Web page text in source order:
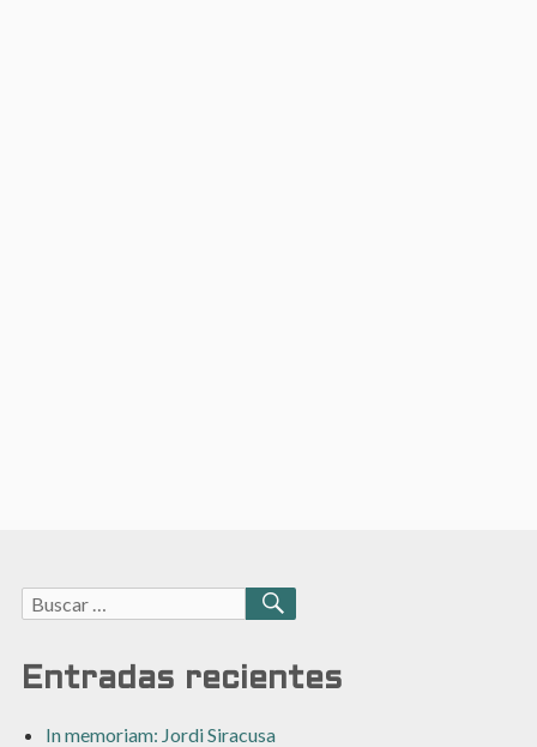
Buscar:
BUSCAR
Entradas recientes
In memoriam: Jordi Siracusa